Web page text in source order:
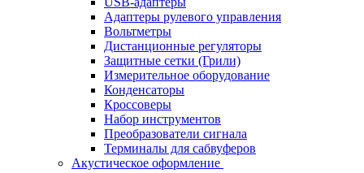
Адаптеры рулевого управления
Вольтметры
Дистанционные регуляторы
Защитные сетки (Грили)
Измерительное оборудование
Конденсаторы
Кроссоверы
Набор инструментов
Преобразователи сигнала
Терминалы для сабвуферов
Акустическое оформление